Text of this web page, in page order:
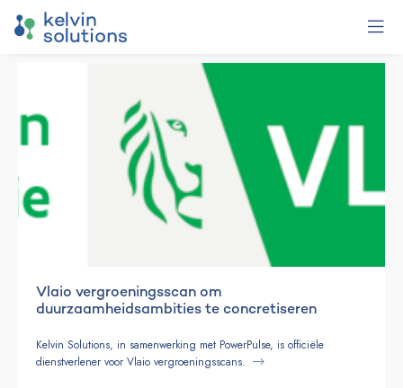
Vlaio vergroeningsscan om
duurzaamheidsambities te concretiseren
Kelvin Solutions, in samenwerking met PowerPulse, is officiële
dienstverlener voor Vlaio vergroeningsscans.